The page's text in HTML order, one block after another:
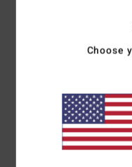
de néoprène pour une
Modèle en partie
limiter les entrées
Détail de la couture
renforcés avec ruban
Encolure :col
Choose